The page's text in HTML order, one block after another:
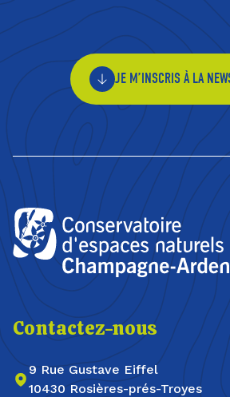
JE M’INSCRIS À LA
Contactez-nous
9 Rue Gustave Eiffel
10430 Rosières-prés-Troyes